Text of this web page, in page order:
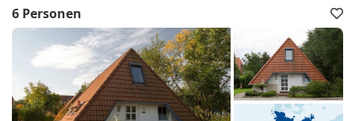
6 Personen